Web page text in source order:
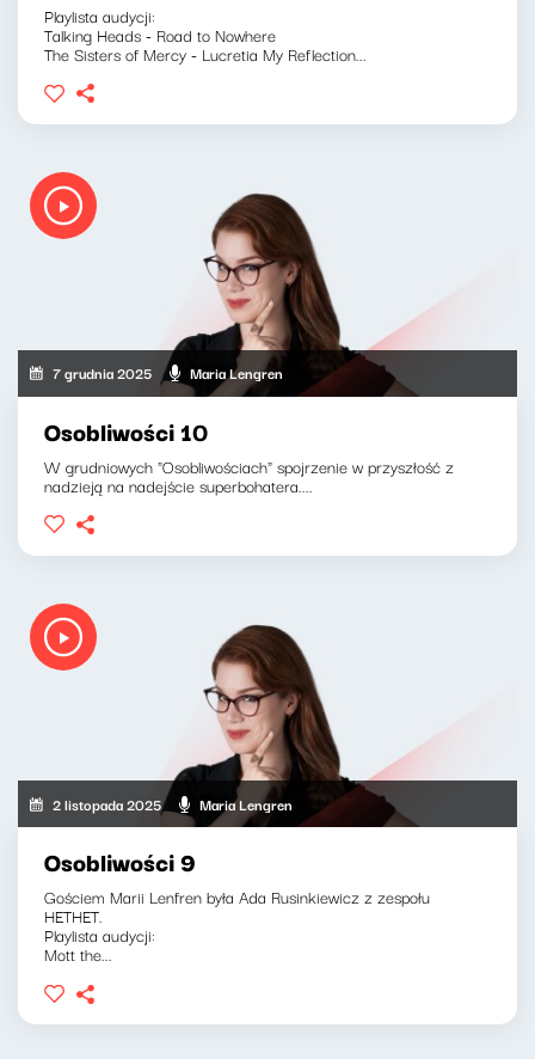
Playlista audycji:
Talking Heads - Road to Nowhere
The Sisters of Mercy - Lucretia My Reflection...
7 grudnia 2025 Maria Lengren
Osobliwości 10
W grudniowych "Osobliwościach" spojrzenie w przyszłość z
nadzieją na nadejście superbohatera....
2 listopada 2025 Maria Lengren
Osobliwości 9
Gościem Marii Lenfren była Ada Rusinkiewicz z zespołu
HETHET.
Playlista audycji:
Mott the...